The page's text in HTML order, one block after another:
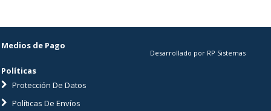
Medios de Pago
Políticas
Protección De Datos
Políticas De Envíos
Desarrollado por RP Sistemas